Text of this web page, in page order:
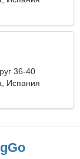
36-40
Испания